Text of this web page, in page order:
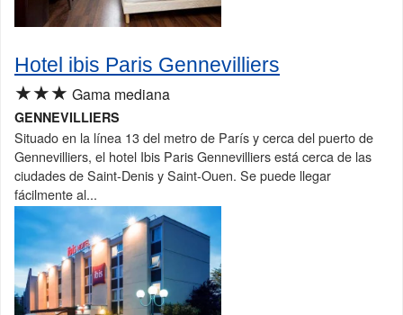
Hotel ibis Paris Gennevilliers
★★★ Gama mediana
GENNEVILLIERS
Situado en la línea 13 del metro de París y cerca del puerto de
Gennevilliers, el hotel Ibis Paris Gennevilliers está cerca de las
ciudades de Saint-Denis y Saint-Ouen. Se puede llegar
fácilmente al...